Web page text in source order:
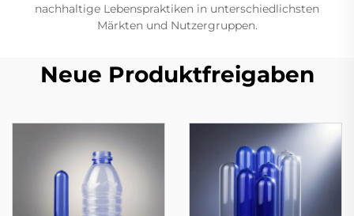
nachhaltige Lebenspraktiken in unterschiedlichsten
Märkten und Nutzergruppen.
Neue Produktfreigaben